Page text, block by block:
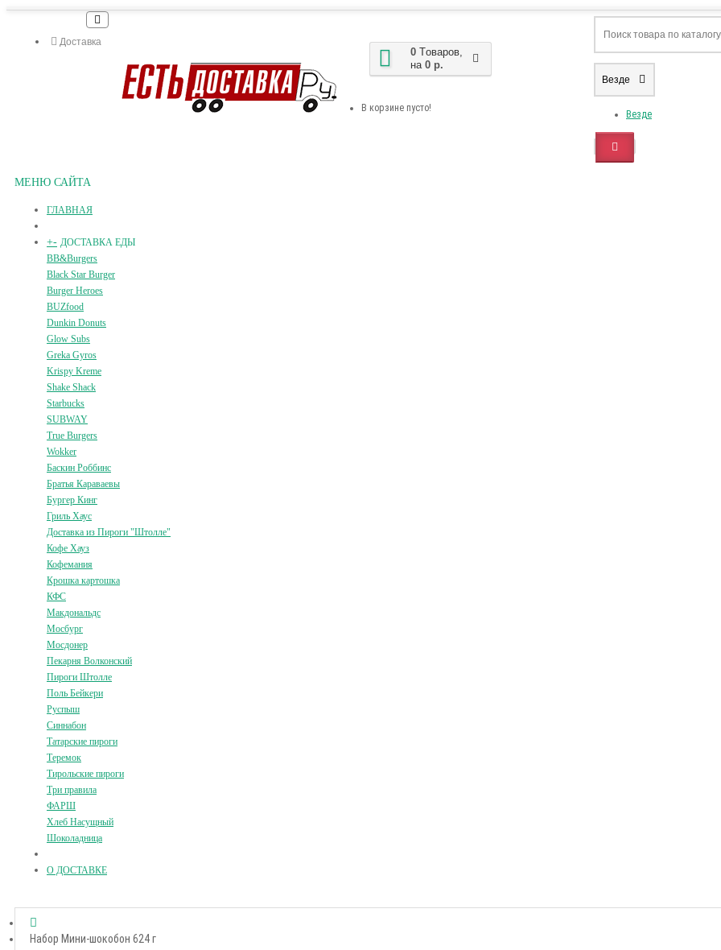
Доставка
0 Tоваров,
на 0 р.
В корзине пусто!
Везде
Везде
МЕНЮ САЙТА
ГЛАВНАЯ
+- ДОСТАВКА ЕДЫ
BB&Burgers
Black Star Burger
Burger Heroes
BUZfood
Dunkin Donuts
Glow Subs
Greka Gyros
Krispy Kreme
Shake Shack
Starbucks
SUBWAY
True Burgers
Wokker
Баскин Роббинс
Братья Караваевы
Бургер Кинг
Гриль Хаус
Доставка из Пироги "Штолле"
Кофе Хауз
Кофемания
Крошка картошка
КФС
Макдональдс
Мосбург
Мосдонер
Пекарня Волконский
Пироги Штолле
Поль Бейкери
Руспыш
Синнабон
Татарские пироги
Теремок
Тирольские пироги
Три правила
ФАРШ
Хлеб Насущный
Шоколадница
О ДОСТАВКЕ
Набор Мини-шокобон 624 г